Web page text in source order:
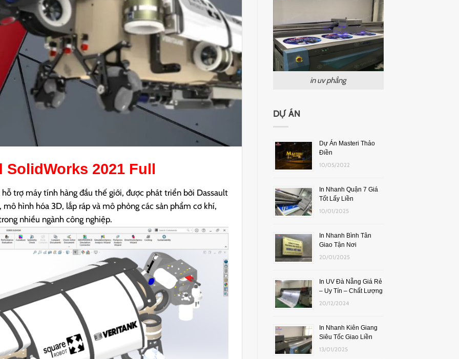
SolidWorks 2021 Full
trợ máy tính hàng đầu thế giới, được phát triển bởi Dassault
hình hóa 3D, lắp ráp và mô phỏng các sản phẩm cơ khí,
nhiều ngành công nghiệp.
in uv phẳng
DỰ ÁN
Dự Án Masteri Thảo
Điền
10/05/2022
In Nhanh Quận 7 Giá
Tốt Lấy Liền
10/01/2025
In Nhanh Bình Tân
Giao Tận Nơi
20/01/2025
In UV Đà Nẵng Giá Rẻ
– Uy Tín – Chất Lượng
20/12/2024
In Nhanh Kiên Giang
Siêu Tốc Giao Liền
13/01/2025